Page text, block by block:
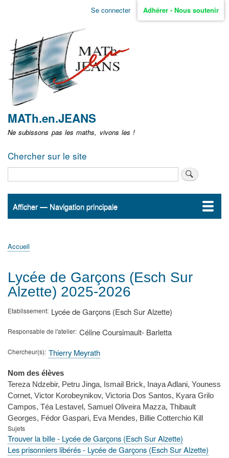
Aller
non
identifié
Se connecter Adhérer - Nous soutenir
MATh.en.JEANS
Ne subissons pas les maths, vivons les !
Chercher sur le site
Navigation
Afficher — Navigation principale
Accueil
ActualitésMATh.en.JEANS ?
Régions et Ateliers
Créer, gérer un atelier
Sujets/Publications
Congrès
d'Ariane
Accueil
Lycée de Garçons (Esch Sur
Alzette) 2025-2026
Etablissement Lycée de Garçons (Esch Sur Alzette)
Responsable de l'atelier Céline Coursimault- Barletta
Chercheur(s) Thierry Meyrath
Nom des élèves
Tereza Ndzebir, Petru Jinga, Ismail Brick, Inaya Adlani, Youness
Cornet, Victor Korobeynikov, Victoria Dos Santos, Kyara Grilo
Campos, Téa Lestavel, Samuel Oliveira Mazza, Thibault
Georges, Fédor Gaspari, Eva Mendes, Billie Cotterchio Kill
Sujets
Trouver la bille - Lycée de Garçons (Esch Sur Alzette)
Les prisonniers libérés - Lycée de Garçons (Esch Sur Alzette)